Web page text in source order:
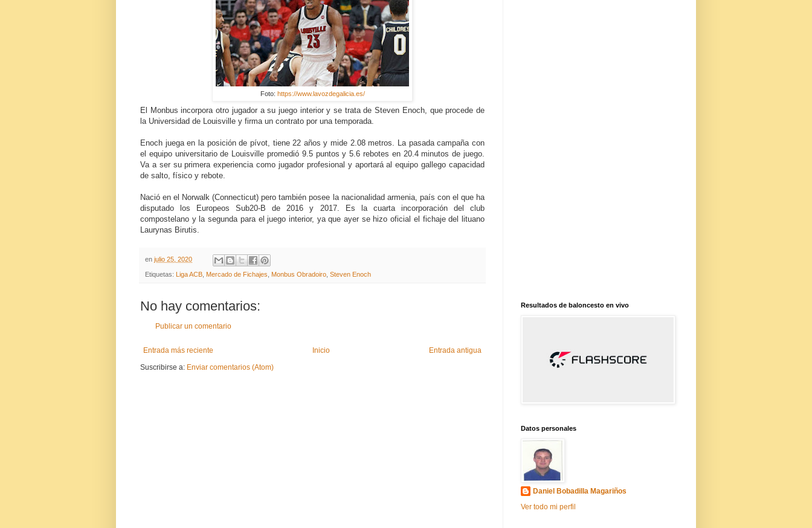
Foto: https://www.lavozdegalicia.es/
El Monbus incorpora otro jugador a su juego interior y se trata de Steven Enoch, que procede de
la Universidad de Louisville y firma un contrato por una temporada.
Enoch juega en la posición de pívot, tiene 22 años y mide 2.08 metros. La pasada campaña con
el equipo universitario de Louisville promedió 9.5 puntos y 5.6 rebotes en 20.4 minutos de juego.
Va a ser su primera experiencia como jugador profesional y aportará al equipo gallego capacidad
de salto, físico y rebote.
Nació en el Norwalk (Connecticut) pero también posee la nacionalidad armenia, país con el que ha
disputado los Europeos Sub20-B de 2016 y 2017. Es la cuarta incorporación del club
compostelano y la segunda para el juego interior, ya que ayer se hizo oficial el fichaje del lituano
Laurynas Birutis.
en julio 25, 2020
Etiquetas: Liga ACB Mercado de Fichajes Monbus Obradoiro Steven Enoch
No hay comentarios:
Publicar un comentario
Entrada más reciente Entrada antigua
Inicio
Suscribirse a: Enviar comentarios (Atom)
Resultados de baloncesto en vivo
Datos personales
Daniel Bobadilla Magariños
Ver todo mi perfil